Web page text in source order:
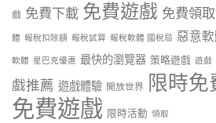
戲 免費下載 免費遊戲 免費領取
體 報稅扣除額 報稅試算 報稅軟體 國稅局 惡意
軟體 星巴克優惠 最快的瀏覽器 策略遊戲 遊戲
戲推薦 遊戲體驗 開放世界 限時免
免費遊戲 限時活動 領取